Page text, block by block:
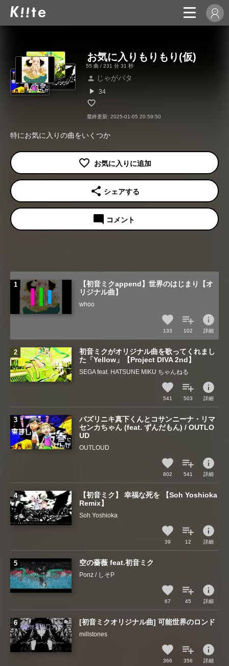
お気に入りもりもり(仮)
55 曲 / 231 分 31 秒
person じゃがバタ
play_arrow 34
最終更新: 2025-01-05 20:59:50
特にお気に入りの曲をいくつか
share シェアする
mode_comment コメント
【初音ミクappend】世界のはじまり【オ
リジナル曲】
whoo
133 102
info
詳細
初音ミクがオリジナル曲を歌ってくれまし
た「Yellow」【Project DIVA 2nd】
SEGA feat. HATSUNE MIKU ちゃんねる
541 503
info
詳細
バズリニキ真下くんとコサンニーナ・リマ
センカちゃん (feat. ずんだもん) / OUTLO
UD
OUTLOUD
802 541
info
詳細
【初音ミク】 幸福な死を 【Soh Yoshioka
Remix】
Soh Yoshioka
39 12
info
詳細
空の薔薇 feat.初音ミク
Ponz / しそP
67 45
info
詳細
[初音ミクオリジナル曲] 可能世界のロンド
millstones
366 356
info
詳細